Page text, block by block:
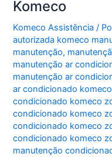
Komeco
Komeco Assistência /
autorizada komeco
manutenção,
manutenção ar
manutenção ar
ar condicionado
condicionado komeco
condicionado komeco
condicionado komeco
condicionado komeco
manutenção